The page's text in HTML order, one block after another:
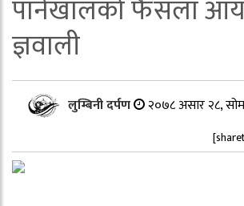
पार्नेखालको फैसला
ज्ञवाली
लुम्बिनी दर्पण २०७८ असार २८,